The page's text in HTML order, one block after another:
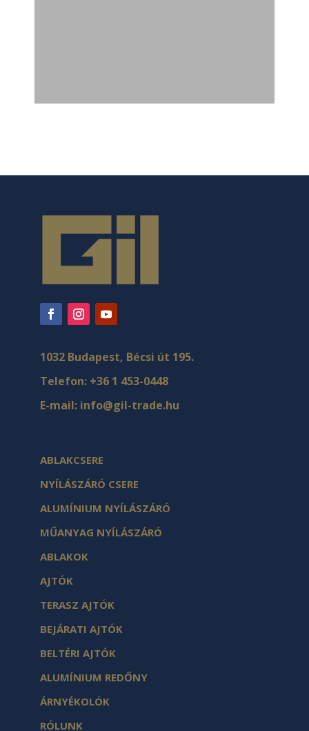
1032 Budapest, Bécsi út 195.
Telefon: +36 1 453-0448
E-mail: info@gil-trade.hu
ABLAKCSERE
NYÍLÁSZÁRÓ CSERE
ALUMÍNIUM NYÍLÁSZÁRÓ
MŰANYAG NYÍLÁSZÁRÓ
ABLAKOK
AJTÓK
TERASZ AJTÓK
BEJÁRATI AJTÓK
BELTÉRI AJTÓK
ALUMÍNIUM REDŐNY
ÁRNYÉKOLÓK
RÓLUNK